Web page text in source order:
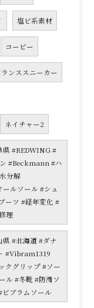
塩ビ系素材
コービー
ンススニーカー
ネイチャー2
県 #REDWING #
#Beckmann #ハ
分解
ルソール #シュ
ーツ #経年変化 #
理
#北海道 #ダナ
#Vibram1319
グリップ #ソー
ル #冬靴 #防滑ソ
ブラムソール